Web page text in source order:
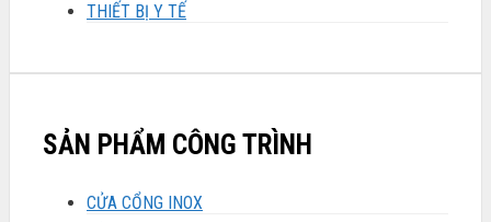
THIẾT BỊ Y TẾ
SẢN PHẨM CÔNG TRÌNH
CỬA CỔNG INOX